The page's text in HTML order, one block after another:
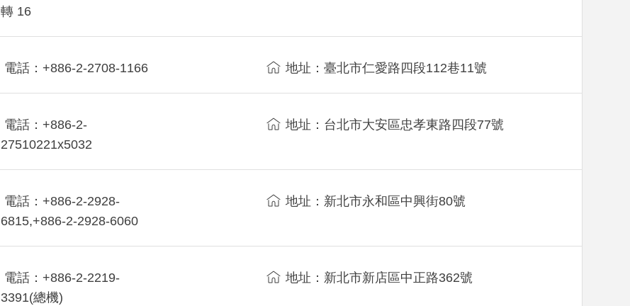
轉 16
電話：+886-2-2708-1166 地址：臺北市仁愛路四段112巷11號
電話：+886-2-
27510221x5032
地址：台北市大安區忠孝東路四段77號
電話：+886-2-2928-
6815,+886-2-2928-6060
地址：新北市永和區中興街80號
電話：+886-2-2219-
3391(總機)
地址：新北市新店區中正路362號